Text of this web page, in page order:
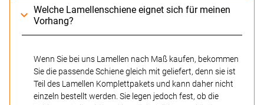
Welche Lamellenschiene eignet sich für meinen
Vorhang?
Wenn Sie bei uns Lamellen nach Maß kaufen, bekommen
Sie die passende Schiene gleich mit geliefert, denn sie ist
Teil des Lamellen Komplettpakets und kann daher nicht
einzeln bestellt werden. Sie legen jedoch fest, ob die